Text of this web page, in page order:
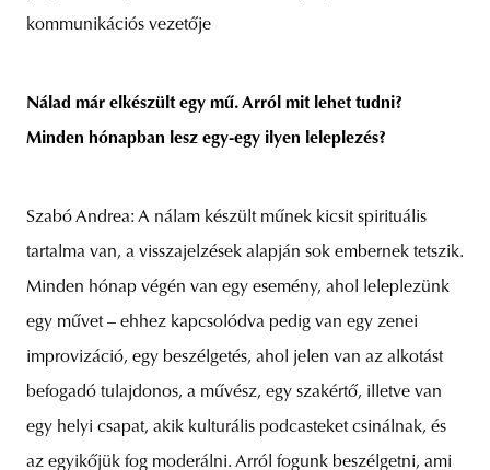
kommunikációs vezetője
Nálad már elkészült egy mű. Arról mit lehet tudni?
Minden hónapban lesz egy-egy ilyen leleplezés?
Szabó Andrea: A nálam készült műnek kicsit spirituális
tartalma van, a visszajelzések alapján sok embernek tetszik.
Minden hónap végén van egy esemény, ahol leleplezünk
egy művet – ehhez kapcsolódva pedig van egy zenei
improvizáció, egy beszélgetés, ahol jelen van az alkotást
befogadó tulajdonos, a művész, egy szakértő, illetve van
egy helyi csapat, akik kulturális podcasteket csinálnak, és
az egyikőjük fog moderálni. Arról fogunk beszélgetni, ami